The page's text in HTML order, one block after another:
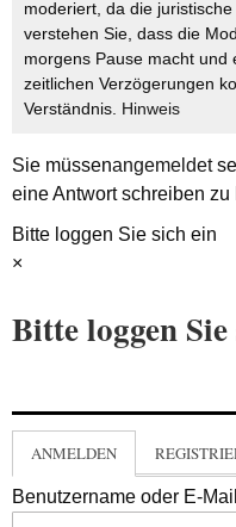
moderiert, da die
verstehen Sie, dass die
morgens Pause macht und
zeitlichen Verzögerungen
Verständnis. Hinweis
Sie müssenangemeldet
eine Antwort schreiben zu
Bitte loggen Sie sich ein
×
Bitte loggen
ANMELDEN
Benutzername oder E-